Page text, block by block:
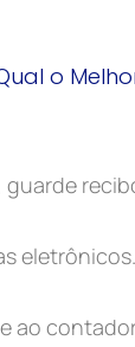
o
eletrônicos.
ao